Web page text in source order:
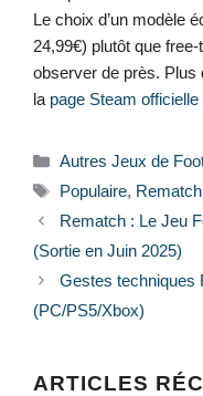
Le choix d’un modèle
24,99€) plutôt que
observer de près. Plus
la page Steam
Catégories
Autres Jeux de
Étiquettes
Populaire, Rematch
Rematch : Le Jeu
(Sortie en Juin 2025)
Gestes techniques
(PC/PS5/Xbox)
ARTICLES